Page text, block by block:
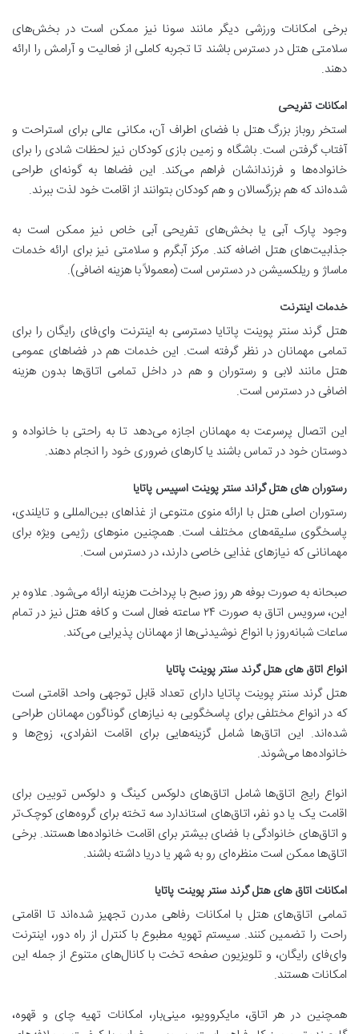
برخی امکانات ورزشی دیگر مانند سونا نیز ممکن است در بخش‌های
سلامتی هتل در دسترس باشند تا تجربه کاملی از فعالیت و آرامش را ارائه
دهند.
امکانات تفریحی
استخر روباز بزرگ هتل با فضای اطراف آن، مکانی عالی برای استراحت و
آفتاب گرفتن است. باشگاه و زمین بازی کودکان نیز لحظات شادی را برای
خانواده‌ها و فرزندانشان فراهم می‌کند. این فضاها به گونه‌ای طراحی
شده‌اند که هم بزرگسالان و هم کودکان بتوانند از اقامت خود لذت ببرند.
وجود پارک آبی یا بخش‌های تفریحی آبی خاص نیز ممکن است به
جذابیت‌های هتل اضافه کند. مرکز آبگرم و سلامتی نیز برای ارائه خدمات
ماساژ و ریلکسیشن در دسترس است (معمولاً با هزینه اضافی).
خدمات اینترنت
هتل گرند سنتر پوینت پاتایا دسترسی به اینترنت وای‌فای رایگان را برای
تمامی مهمانان در نظر گرفته است. این خدمات هم در فضاهای عمومی
هتل مانند لابی و رستوران و هم در داخل تمامی اتاق‌ها بدون هزینه
اضافی در دسترس است.
این اتصال پرسرعت به مهمانان اجازه می‌دهد تا به راحتی با خانواده و
دوستان خود در تماس باشند یا کارهای ضروری خود را انجام دهند.
رستوران های هتل گراند سنتر پوینت اسپیس پاتایا
رستوران اصلی هتل با ارائه منوی متنوعی از غذاهای بین‌المللی و تایلندی،
پاسخگوی سلیقه‌های مختلف است. همچنین منوهای رژیمی ویژه برای
مهمانانی که نیازهای غذایی خاصی دارند، در دسترس است.
صبحانه به صورت بوفه هر روز صبح با پرداخت هزینه ارائه می‌شود. علاوه بر
این، سرویس اتاق به صورت ۲۴ ساعته فعال است و کافه هتل نیز در تمام
ساعات شبانه‌روز با انواع نوشیدنی‌ها از مهمانان پذیرایی می‌کند.
انواع اتاق های هتل گرند سنتر پوینت پاتایا
هتل گرند سنتر پوینت پاتایا دارای تعداد قابل توجهی واحد اقامتی است
که در انواع مختلفی برای پاسخگویی به نیازهای گوناگون مهمانان طراحی
شده‌اند. این اتاق‌ها شامل گزینه‌هایی برای اقامت انفرادی، زوج‌ها و
خانواده‌ها می‌شوند.
انواع رایج اتاق‌ها شامل اتاق‌های دلوکس کینگ و دلوکس تویین برای
اقامت یک یا دو نفر، اتاق‌های استاندارد سه تخته برای گروه‌های کوچک‌تر
و اتاق‌های خانوادگی با فضای بیشتر برای اقامت خانواده‌ها هستند. برخی
اتاق‌ها ممکن است منظره‌ای رو به شهر یا دریا داشته باشند.
امکانات اتاق های هتل گرند سنتر پوینت پاتایا
تمامی اتاق‌های هتل با امکانات رفاهی مدرن تجهیز شده‌اند تا اقامتی
راحت را تضمین کنند. سیستم تهویه مطبوع با کنترل از راه دور، اینترنت
وای‌فای رایگان، و تلویزیون صفحه تخت با کانال‌های متنوع از جمله این
امکانات هستند.
همچنین در هر اتاق، مایکروویو، مینی‌بار، امکانات تهیه چای و قهوه،